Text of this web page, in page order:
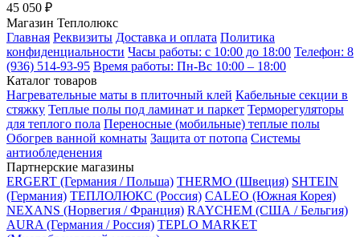
45 050 ₽
Магазин Теплолюкс
Главная Реквизиты Доставка и оплата Политика
конфиденциальности Часы работы: с 10:00 до 18:00 Телефон: 8
(936) 514-93-95 Время работы: Пн-Вс 10:00 – 18:00
Каталог товаров
Нагревательные маты в плиточный клей Кабельные секции в
стяжку Теплые полы под ламинат и паркет Терморегуляторы
для теплого пола Переносные (мобильные) теплые полы
Обогрев ванной комнаты Защита от потопа Системы
антиобледенения
Партнерские магазины
ERGERT (Германия / Польша) THERMO (Швеция) SHTEIN
(Германия) ТЕПЛОЛЮКС (Россия) CALEO (Южная Корея)
NEXANS (Норвегия / Франция) RAYCHEM (США / Бельгия)
AURA (Германия / Россия) TEPLO MARKET